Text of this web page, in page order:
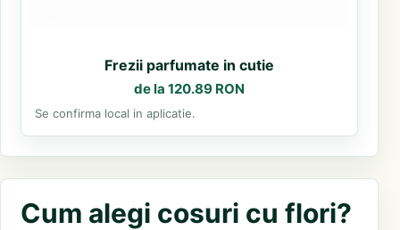
Frezii parfumate in cutie
de la 120.89 RON
Se confirma local in aplicatie.
Cum alegi cosuri cu flori?